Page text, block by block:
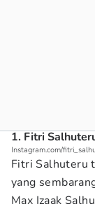
1. Fitri
Instagram.com/
Fitri Salhuteru
yang
Max Izaak